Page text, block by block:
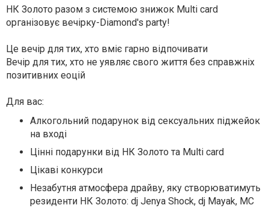
НК Золото разом з системою знижок Multi card
організовує вечірку-Diamond's party!
Це вечір для тих, хто вміє гарно відпочивати
Вечір для тих, хто не уявляє свого життя без справжніх
позитивних еоцій
Для вас:
Алкогольний подарунок від сексуальних піджейок
на вході
Цінні подарунки від НК Золото та Multi card
Цікаві конкурси
Незабутня атмосфера драйву, яку створюватимуть
резиденти НК Золото: dj Jenya Shock, dj Mayak, MC